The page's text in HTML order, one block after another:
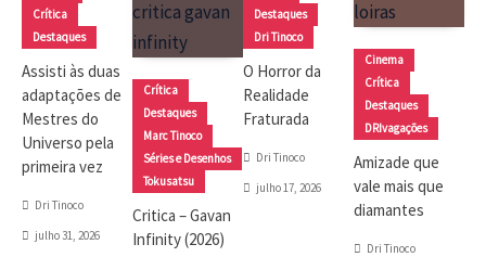
Crítica
Destaques
Assisti às duas
adaptações de
Mestres do
Universo pela
primeira vez
Dri Tinoco
julho 31, 2026
Crítica
Destaques
Marc Tinoco
Séries e Desenhos
Tokusatsu
Critica – Gavan
Infinity (2026)
Destaques
Dri Tinoco
O Horror da
Realidade
Fraturada
Dri Tinoco
julho 17, 2026
Cinema
Crítica
Destaques
DRIvagações
Amizade que
vale mais que
diamantes
Dri Tinoco